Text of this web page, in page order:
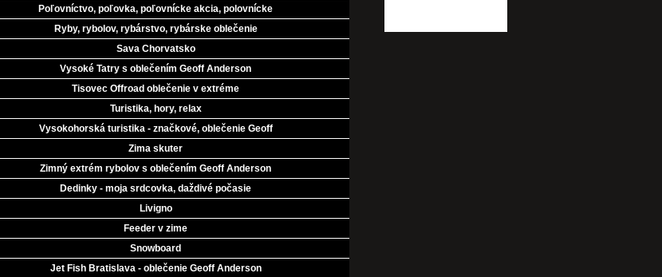
Poľovníctvo, poľovka, poľovnícke akcia, polovnícke
Ryby, rybolov, rybárstvo, rybárske oblečenie
Sava Chorvatsko
Vysoké Tatry s oblečením Geoff Anderson
Tisovec Offroad oblečenie v extréme
Turistika, hory, relax
Vysokohorská turistika - značkové, oblečenie Geoff
Zima skuter
Zimný extrém rybolov s oblečením Geoff Anderson
Dedinky - moja srdcovka, daždivé počasie
Livigno
Feeder v zime
Snowboard
Jet Fish Bratislava - oblečenie Geoff Anderson